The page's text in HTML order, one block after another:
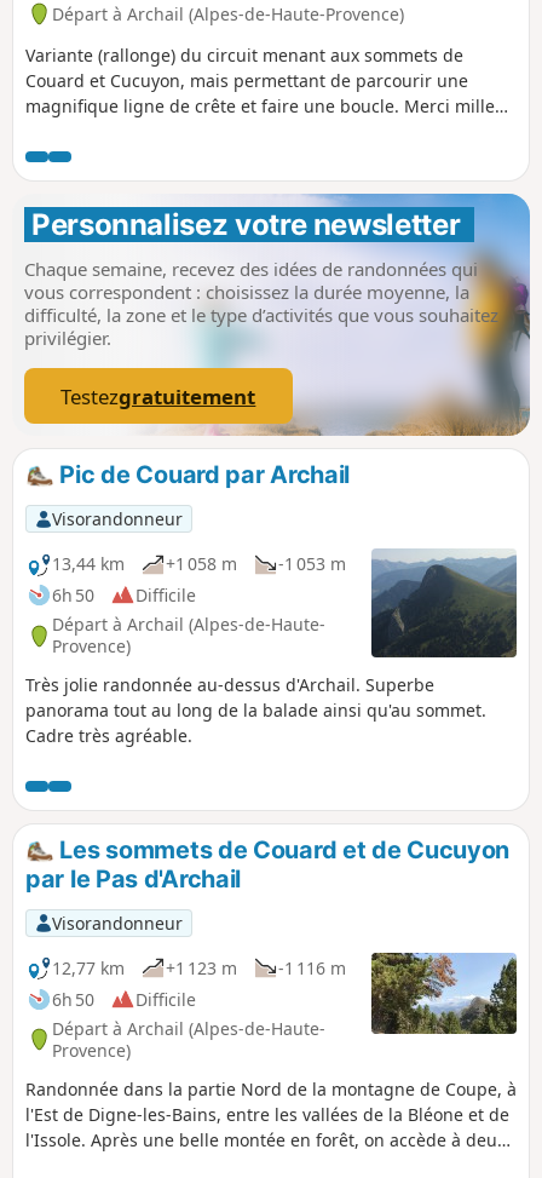
Départ à Archail (Alpes-de-Haute-Provence)
Variante (rallonge) du circuit menant aux sommets de
Couard et Cucuyon, mais permettant de parcourir une
magnifique ligne de crête et faire une boucle. Merci mille
Couard qui m'a fait cette brillante suggestion.
Personnalisez votre newsletter
Chaque semaine, recevez des idées de randonnées qui
vous correspondent : choisissez la durée moyenne, la
difficulté, la zone et le type d’activités que vous souhaitez
privilégier.
Testezgratuitement
Pic de Couard par Archail
Visorandonneur
13,44 km
+1 058 m
-1 053 m
6h 50
Difficile
Départ à Archail (Alpes-de-Haute-
Provence)
Très jolie randonnée au-dessus d'Archail. Superbe
panorama tout au long de la balade ainsi qu'au sommet.
Cadre très agréable.
Les sommets de Couard et de Cucuyon
par le Pas d'Archail
Visorandonneur
12,77 km
+1 123 m
-1 116 m
6h 50
Difficile
Départ à Archail (Alpes-de-Haute-
Provence)
Randonnée dans la partie Nord de la montagne de Coupe, à
l'Est de Digne-les-Bains, entre les vallées de la Bléone et de
l'Issole. Après une belle montée en forêt, on accède à deux